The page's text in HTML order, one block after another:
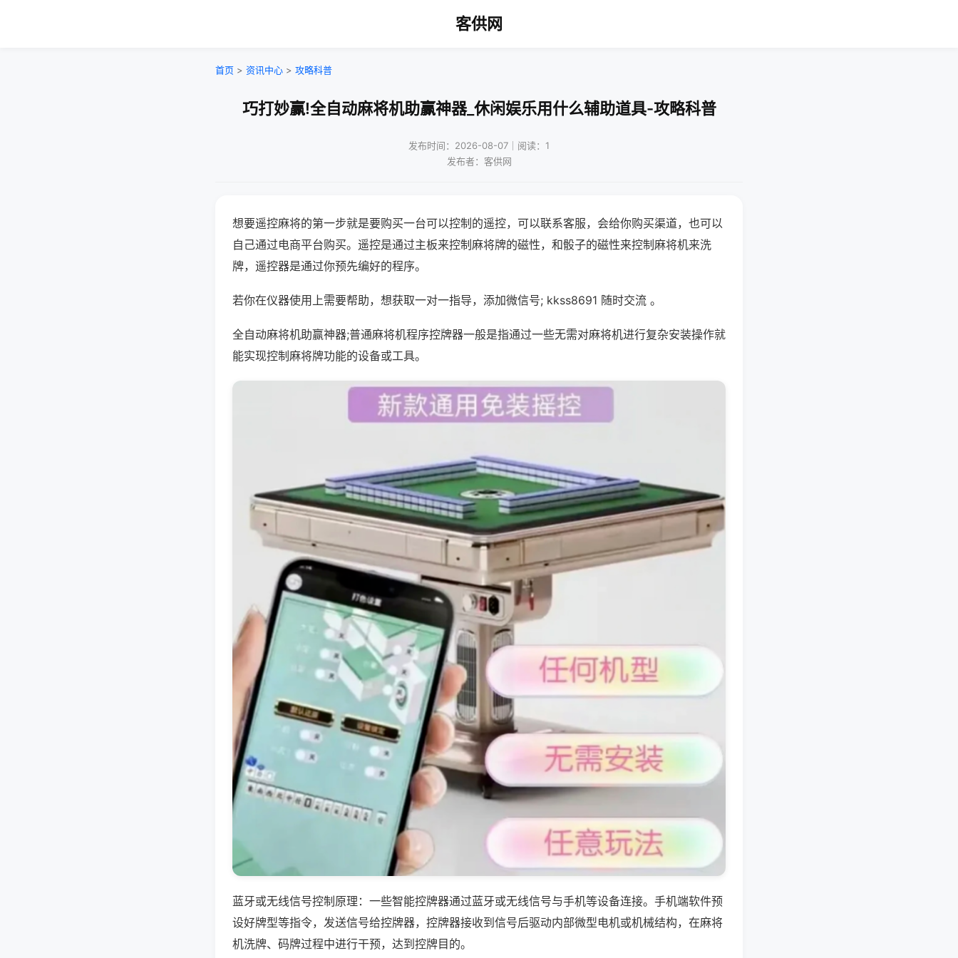
客供网
首页 > 资讯中心 > 攻略科普
巧打妙赢!全自动麻将机助赢神器_休闲娱乐用什么辅助道具-攻略科普
发布时间：2026-08-07｜阅读：1
发布者：客供网
想要遥控麻将的第一步就是要购买一台可以控制的遥控，可以联系客服，会给你购买渠道，也可以
自己通过电商平台购买。遥控是通过主板来控制麻将牌的磁性，和骰子的磁性来控制麻将机来洗
牌，遥控器是通过你预先编好的程序。
若你在仪器使用上需要帮助，想获取一对一指导，添加微信号; kkss8691 随时交流 。
全自动麻将机助赢神器;普通麻将机程序控牌器一般是指通过一些无需对麻将机进行复杂安装操作就
能实现控制麻将牌功能的设备或工具。
蓝牙或无线信号控制原理：一些智能控牌器通过蓝牙或无线信号与手机等设备连接。手机端软件预
设好牌型等指令，发送信号给控牌器，控牌器接收到信号后驱动内部微型电机或机械结构，在麻将
机洗牌、码牌过程中进行干预，达到控牌目的。